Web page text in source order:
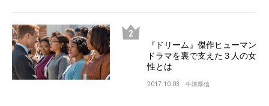
『ドリーム』傑作ヒューマン
ドラマを裏で支えた３人の女
性とは
2017.10.03 牛津厚信